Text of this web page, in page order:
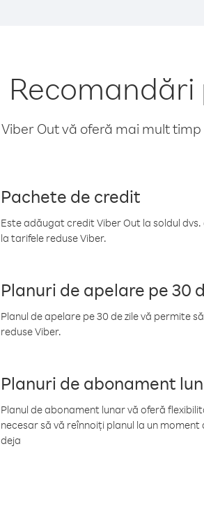
Recomandări
Viber Out vă oferă mai mult
Pachete de credit
Este adăugat credit Viber Out la soldul
la tarifele reduse Viber.
Planuri de apelare pe 30
Planul de apelare pe 30 de zile vă permite
reduse Viber.
Planuri de abonament
Planul de abonament lunar vă oferă
necesar să vă reînnoiți planul la un
deja